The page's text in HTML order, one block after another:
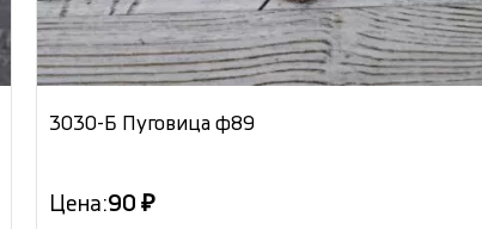
3030-Б Пуговица ф89
Цена:90 ₽